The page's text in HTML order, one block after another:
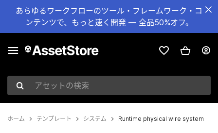
あらゆるワークフローのツール・フレームワーク・コ
ンテンツで、もっと速く開発 — 全品50%オフ。
アセットの検索
ホーム テンプレート システム Runtime physical wire system